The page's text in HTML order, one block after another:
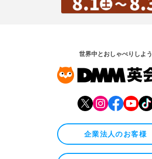
世界中とおしゃべりしよう
企業法人のお客様